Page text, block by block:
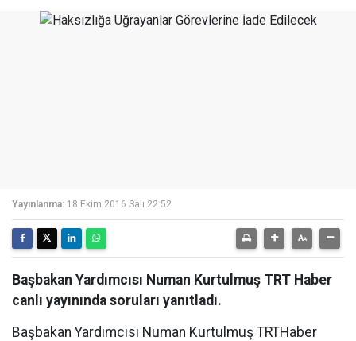
Yayınlanma: 18 Ekim 2016 Salı 22:52
Başbakan Yardımcısı Numan Kurtulmuş TRT Haber
canlı yayınında soruları yanıtladı.
Başbakan Yardımcısı Numan Kurtulmuş TRTHaber